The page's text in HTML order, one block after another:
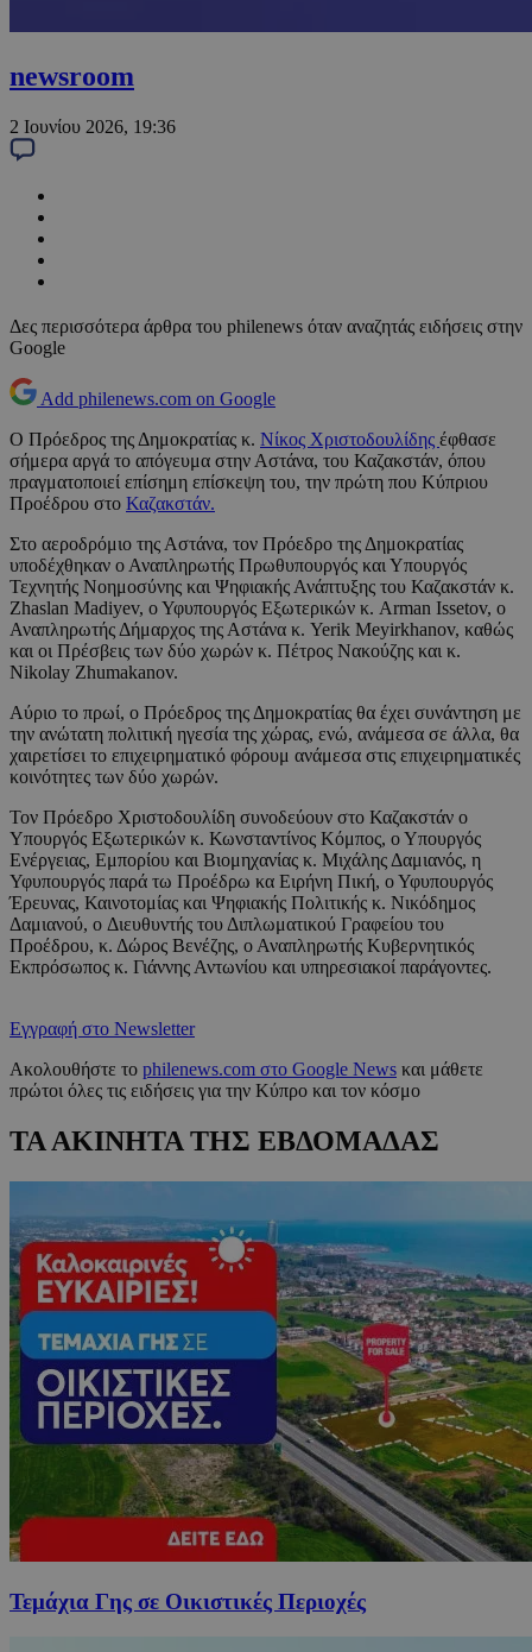
newsroom
2 Ιουνίου 2026, 19:36
Δες περισσότερα άρθρα του philenews όταν αναζητάς ειδήσεις στην
Google
Add philenews.com on Google
Ο Πρόεδρος της Δημοκρατίας κ. Νίκος Χριστοδουλίδης έφθασε
σήμερα αργά το απόγευμα στην Αστάνα, του Καζακστάν, όπου
πραγματοποιεί επίσημη επίσκεψη του, την πρώτη που Κύπριου
Προέδρου στο Καζακστάν.
Στο αεροδρόμιο της Αστάνα, τον Πρόεδρο της Δημοκρατίας
υποδέχθηκαν ο Αναπληρωτής Πρωθυπουργός και Υπουργός
Τεχνητής Νοημοσύνης και Ψηφιακής Ανάπτυξης του Καζακστάν κ.
Zhaslan Madiyev, ο Υφυπουργός Εξωτερικών κ. Arman Issetov, ο
Αναπληρωτής Δήμαρχος της Αστάνα κ. Yerik Meyirkhanov, καθώς
και οι Πρέσβεις των δύο χωρών κ. Πέτρος Νακούζης και κ.
Nikolay Zhumakanov.
Αύριο το πρωί, ο Πρόεδρος της Δημοκρατίας θα έχει συνάντηση με
την ανώτατη πολιτική ηγεσία της χώρας, ενώ, ανάμεσα σε άλλα, θα
χαιρετίσει το επιχειρηματικό φόρουμ ανάμεσα στις επιχειρηματικές
κοινότητες των δύο χωρών.
Τον Πρόεδρο Χριστοδουλίδη συνοδεύουν στο Καζακστάν ο
Υπουργός Εξωτερικών κ. Κωνσταντίνος Κόμπος, ο Υπουργός
Ενέργειας, Εμπορίου και Βιομηχανίας κ. Μιχάλης Δαμιανός, η
Υφυπουργός παρά τω Προέδρω κα Ειρήνη Πική, ο Υφυπουργός
Έρευνας, Καινοτομίας και Ψηφιακής Πολιτικής κ. Νικόδημος
Δαμιανού, o Διευθυντής του Διπλωματικού Γραφείου του
Προέδρου, κ. Δώρος Βενέζης, ο Αναπληρωτής Κυβερνητικός
Εκπρόσωπος κ. Γιάννης Αντωνίου και υπηρεσιακοί παράγοντες.
Εγγραφή στο Newsletter
Ακολουθήστε το philenews.com στο Google News και μάθετε
πρώτοι όλες τις ειδήσεις για την Κύπρο και τον κόσμο
ΤΑ ΑΚΙΝΗΤΑ ΤΗΣ ΕΒΔΟΜΑΔΑΣ
Τεμάχια Γης σε Οικιστικές Περιοχές